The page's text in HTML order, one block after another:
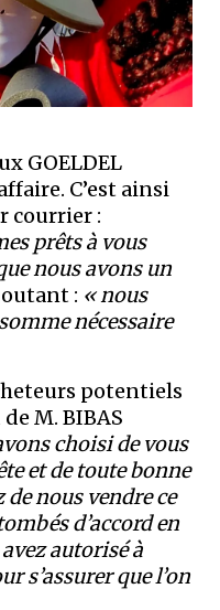
GOELDEL
C’est ainsi
courrier :
prêts à vous
nous avons un
: « nous
nécessaire
potentiels
M. BIBAS
choisi de vous
et de toute bonne
nous vendre ce
d’accord en
autorisé à
s’assurer que l’on